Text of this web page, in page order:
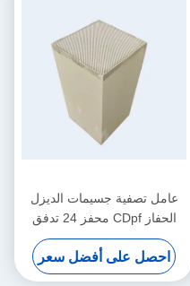
عامل تصفية جسيمات الديزل
الحفاز CDpf محفز 24 تدفق
سيراميك الجدار من 400 إلى
600 CPSI
احصل على أفضل سعر